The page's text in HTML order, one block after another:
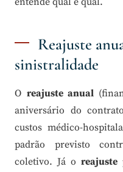
Reajuste
sinistralidade
O reajuste anual
aniversário do
custos médico-
padrão previsto
coletivo. Já oreajuste